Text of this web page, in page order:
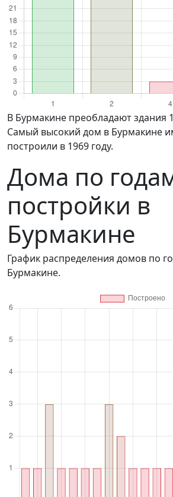
в Бурмакине преобладают здания 1 и 2 этажей.
Самый высокий дом в Бурмакине
построили в 1969 году.
Дома по
постройки в
Бурмакине
График распределения домов по
Бурмакине.